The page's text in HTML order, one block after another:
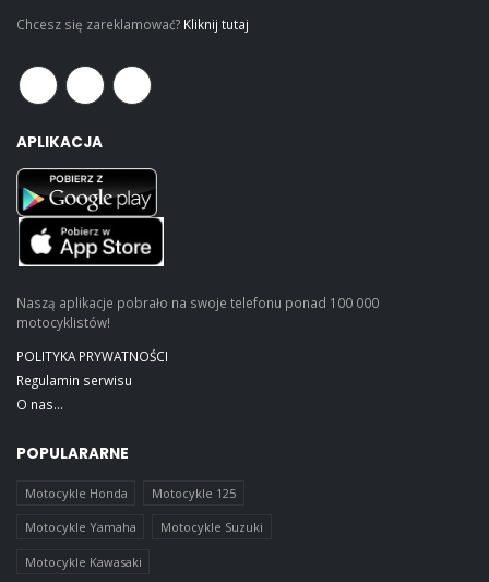
Chcesz się zareklamować? Kliknij tutaj
APLIKACJA
Naszą aplikacje pobrało na swoje telefonu ponad 100 000
motocyklistów!
POLITYKA PRYWATNOŚCI
Regulamin serwisu
O nas...
POPULARARNE
Motocykle Honda Motocykle 125
Motocykle Yamaha Motocykle Suzuki
Motocykle Kawasaki